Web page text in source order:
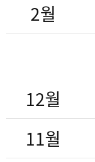
2월
12월
11월